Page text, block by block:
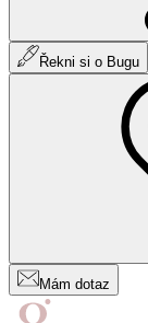
Řekni si o Bugu
Mám dotaz